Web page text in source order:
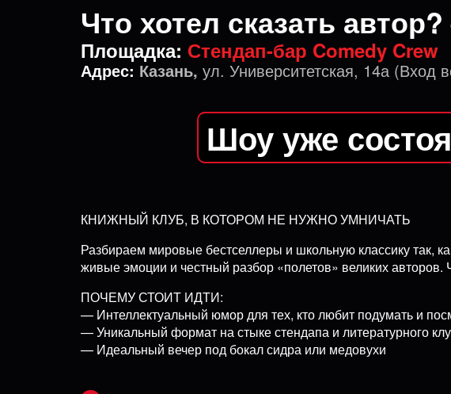
Что хотел сказать
Площадка: Стендап-бар Comedy Crew
Адрес: Казань, ул. Университетская, 14а (Вход
Шоу уже
КНИЖНЫЙ КЛУБ, В КОТОРОМ НЕ НУЖНО УМНИЧАТЬ
Разбираем мировые бестселлеры и школьную классику так,
живые эмоции и честный разбор «полетов» великих
ПОЧЕМУ СТОИТ ИДТИ:
— Интеллектуальный юмор для тех, кто любит подумать и
— Уникальный формат на стыке стендапа и литературного
— Идеальный вечер под бокал сидра или медовухи